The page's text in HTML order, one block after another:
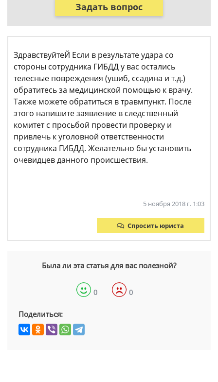
Задать вопрос
ЗдравствуйтеЙ Если в результате удара со
стороны сотрудника ГИБДД у вас остались
телесные повреждения (ушиб, ссадина и т.д.)
обратитесь за медицинской помощью к врачу.
Также можете обратиться в травмпункт. После
этого напишите заявление в следственный
комитет с просьбой провести проверку и
привлечь к уголовной ответственности
сотрудника ГИБДД. Желательно бы установить
очевидцев данного происшествия.
5 ноября 2018 г. 1:03
Спросить юриста
Была ли эта статья для вас полезной?
0 0
Поделиться: